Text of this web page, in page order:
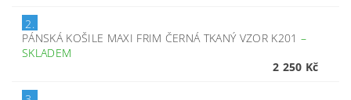
2.
PÁNSKÁ KOŠILE MAXI FRIM ČERNÁ TKANÝ VZOR K201 –
SKLADEM
2 250 Kč